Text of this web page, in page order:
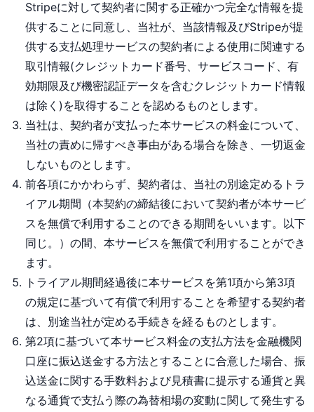
Stripeに対して契約者に関する正確かつ完全な情報を提
供することに同意し、当社が、当該情報及びStripeが提
供する支払処理サービスの契約者による使用に関連する
取引情報(クレジットカード番号、サービスコード、有
効期限及び機密認証データを含むクレジットカード情報
は除く)を取得することを認めるものとします。
当社は、契約者が支払った本サービスの料金について、
当社の責めに帰すべき事由がある場合を除き、一切返金
しないものとします。
前各項にかかわらず、契約者は、当社の別途定めるトラ
イアル期間（本契約の締結後において契約者が本サービ
スを無償で利用することのできる期間をいいます。以下
同じ。）の間、本サービスを無償で利用することができ
ます。
トライアル期間経過後に本サービスを第1項から第3項
の規定に基づいて有償で利用することを希望する契約者
は、別途当社が定める手続きを経るものとします。
第2項に基づいて本サービス料金の支払方法を金融機関
口座に振込送金する方法とすることに合意した場合、振
込送金に関する手数料および見積書に提示する通貨と異
なる通貨で支払う際の為替相場の変動に関して発生する